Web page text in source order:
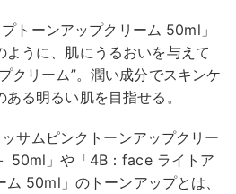
トーンアップクリーム 50ml」
ように、肌にうるおいを与えて
クリーム”。潤い成分でスキンケ
る明るい肌を目指せる。
サムピンクトーンアップクリー
50ml」や「4B：face ライトア
50ml」のトーンアップとは、